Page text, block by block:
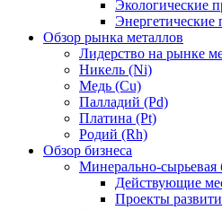
Экологические
Энергетические
Обзор рынка металлов
Лидерство на рынке
Никель (Ni)
Медь (Cu)
Палладий (Pd)
Платина (Pt)
Родий (Rh)
Обзор бизнеса
Минерально-сырьевая
Действующие
Проекты